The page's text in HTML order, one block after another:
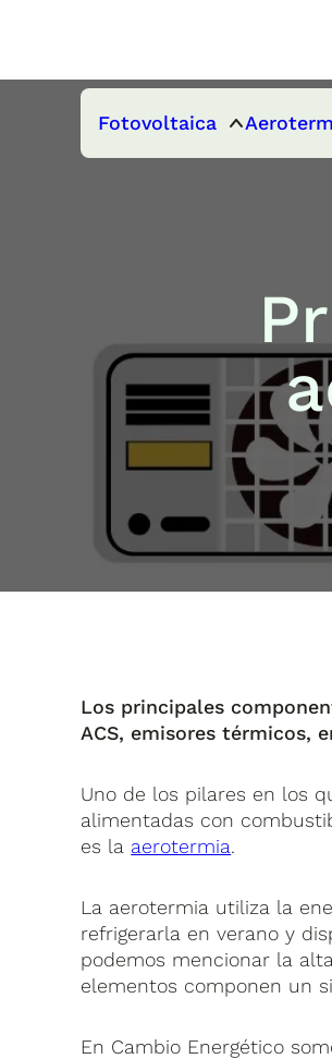
Fotovoltaica
Los principales
ACS, emisores térmicos,
Uno de los pilares en los
alimentadas con
es la aerotermia.
La aerotermia utiliza la
refrigerarla en verano y
podemos mencionar la
elementos componen un
En Cambio Energético